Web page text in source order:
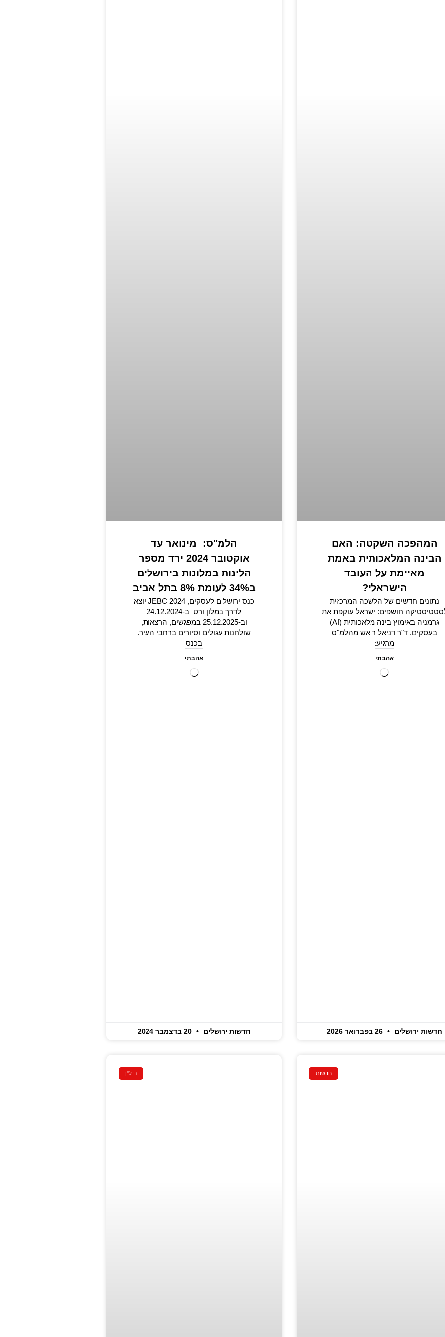
המהפכה השקטה: האם
הבינה המלאכותית באמת
מאיימת על העובד
הישראלי?
נתונים חדשים של הלשכה המרכזית
חושפים: ישראל עוקפת את
גרמניה באימוץ בינה מלאכותית (AI)
בעסקים. ד"ר דניאל רואש מהלמ"ס
מרגיע:
אהבתי
חדשות ירושלים
הלמ"ס: מינואר עד
אוקטובר 2024 ירד מספר
הלינות במלונות בירושלים
ב34% לעומת 8% בתל אביב
כנס ירושלים לעסקים, 2024 JEBC יוצא
לדרך במלון ורט ב-24.12.2024
וב-25.12.2025 במפגשים, הרצאות,
שולחנות עגולים וסיורים ברחבי העיר.
בכנס
אהבתי
חדשות ירושלים 20 בדצמבר 2024
חדשות נדל"ן